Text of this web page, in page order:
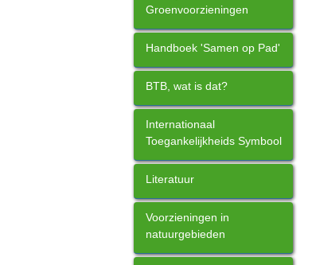
Groenvoorzieningen
Handboek 'Samen op Pad'
BTB, wat is dat?
Internationaal
Toegankelijkheids Symbool
Literatuur
Voorzieningen in
natuurgebieden